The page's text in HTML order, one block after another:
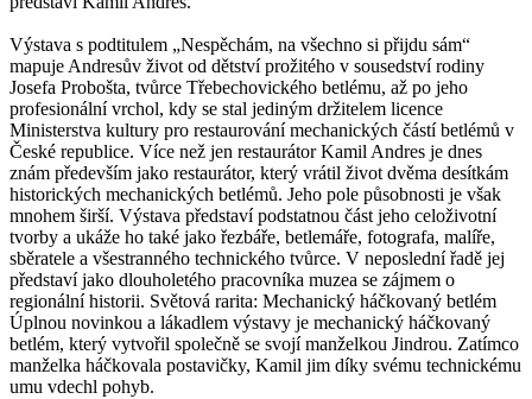
Výstava s podtitulem „Nespěchám, na všechno si přijdu sám“
mapuje Andresův život od dětství prožitého v sousedství rodiny
Josefa Probošta, tvůrce Třebechovického betlému, až po jeho
profesionální vrchol, kdy se stal jediným držitelem licence
Ministerstva kultury pro restaurování mechanických částí betlémů v
České republice. Více než jen restaurátor Kamil Andres je dnes
znám především jako restaurátor, který vrátil život dvěma desítkám
historických mechanických betlémů. Jeho pole působnosti je však
mnohem širší. Výstava představí podstatnou část jeho celoživotní
tvorby a ukáže ho také jako řezbáře, betlemáře, fotografa, malíře,
sběratele a všestranného technického tvůrce. V neposlední řadě jej
představí jako dlouholetého pracovníka muzea se zájmem o
regionální historii. Světová rarita: Mechanický háčkovaný betlém
Úplnou novinkou a lákadlem výstavy je mechanický háčkovaný
betlém, který vytvořil společně se svojí manželkou Jindrou. Zatímco
manželka háčkovala postavičky, Kamil jim díky svému technickému
umu vdechl pohyb.